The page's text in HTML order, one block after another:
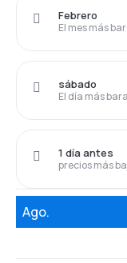
El mes más
Febrero
El día más
sábado
precios más
1 día antes
Ago.